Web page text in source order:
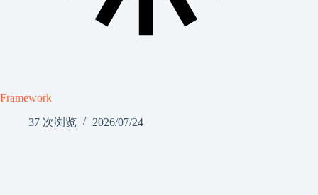
Framework
37 次浏览
2026/07/24